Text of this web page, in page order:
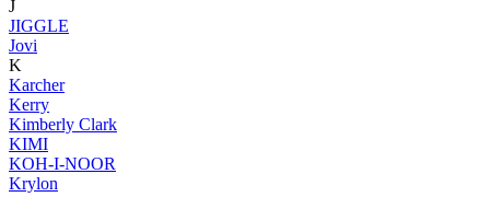
J
JIGGLE
Jovi
K
Karcher
Kerry
Kimberly Clark
KIMI
KOH-I-NOOR
Krylon